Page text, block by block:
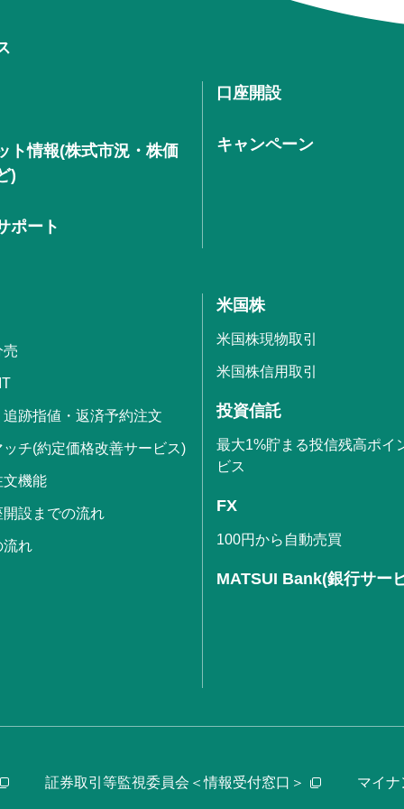
ト情報(株式市況・株価
)
ポート
口座開設
キャンペーン
売
跡指値・返済予約注文
チ(約定価格改善サービス)
文機能
開設までの流れ
流れ
米国株
米国株現物取引
米国株信用取引
投資信託
最大1%貯まる投信残高ポイ
ビス
FX
100円から自動売買
MATSUI Bank(銀行サー
証券取引等監視委員会＜情報受付窓口＞ マイ